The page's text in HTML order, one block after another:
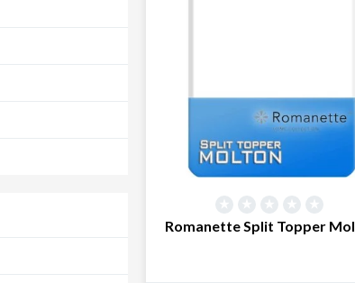
Romanette Split Topper